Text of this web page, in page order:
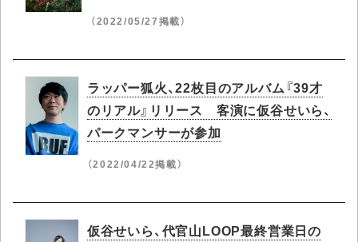
（2022/05/27掲載）
ラッパー狐火、22枚目のアルバム『39才
のリアル』リリース 客演に仮谷せいら、
パークマンサーが参加
（2022/04/22掲載）
仮谷せいら、代官山LOOP最終営業日の